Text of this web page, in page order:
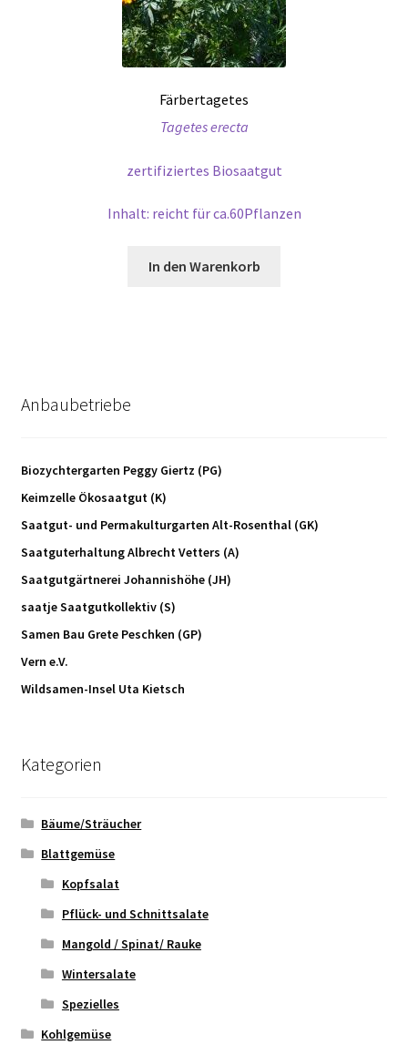
Färbertagetes
Tagetes erecta
zertifiziertes Biosaatgut
Inhalt: reicht für ca.60Pflanzen
In den Warenkorb
Anbaubetriebe
Biozychtergarten Peggy Giertz (PG)
Keimzelle Ökosaatgut (K)
Saatgut- und Permakulturgarten Alt-Rosenthal (GK)
Saatguterhaltung Albrecht Vetters (A)
Saatgutgärtnerei Johannishöhe (JH)
saatje Saatgutkollektiv (S)
Samen Bau Grete Peschken (GP)
Vern e.V.
Wildsamen-Insel Uta Kietsch
Kategorien
Bäume/Sträucher
Blattgemüse
Kopfsalat
Pflück- und Schnittsalate
Mangold / Spinat/ Rauke
Wintersalate
Spezielles
Kohlgemüse